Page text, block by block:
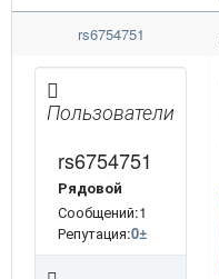
rs6754751
Пользователи
rs6754751
Рядовой
Сообщений:1
Репутация:0±